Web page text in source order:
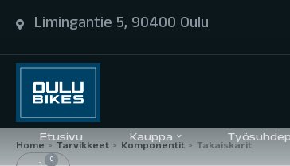
Limingantie 5, 90400 Oulu
Etusivu Kauppa
0
Home > Tarvikkeet > Komponentit > Takaiskarit